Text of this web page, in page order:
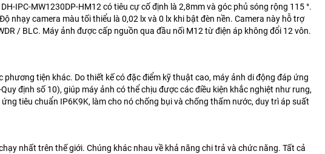
IPC-MW1230DP-HM12 có tiêu cự cố định là 2,8mm và góc phủ sóng rộng 115 °.
nhạy camera màu tối thiểu là 0,02 lx và 0 lx khi bật đèn nền. Camera này hỗ trợ
/ BLC. Máy ảnh được cấp nguồn qua đầu nối M12 từ điện áp không đổi 12 vôn.
phương tiện khác. Do thiết kế có đặc điểm kỹ thuật cao, máy ảnh di động đáp ứng
Quy định số 10), giúp máy ảnh có thể chịu đượccác điều kiện khắc nghiệt như rung,
tiêu chuẩn IP6K9K, làm cho nó chống bụi và chống thấm nước, duy trì áp suất
nhất trên thế giới. Chúng khác nhau về khả năng chi trả và chức năng. Tất cả